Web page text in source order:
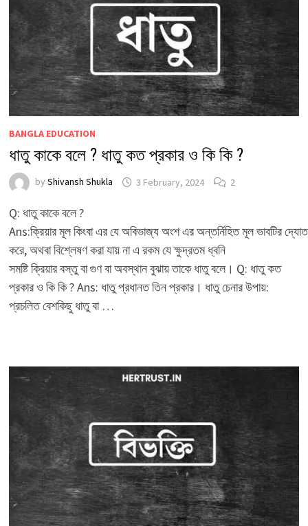
BANGLA EDUCATION
ধাতু কাকে বলে ? ধাতু কত প্রকার ও কি কি ?
by Shivansh Shukla 3 February, 2024 2
Q: ধাতু কাকে বলে ?
Ans:ক্রিয়ার মূল কিংবা এর যে অবিভাজ্য অংশ এর অন্তর্নিহিত মূল ভাবটির
করে, অথবা বিশ্লেষণ করা যায় না এ রকম যে ক্ষুদ্রতম ধ্বনি
সমষ্টি ক্রিয়ার বস্তু বা গুণ বা অবস্থান বুঝায় তাকে ধাতু বলে। Q: ধাতু কত
প্রকার ও কি কি ? Ans: ধাতু প্রধানত তিন প্রকার। ধাতু চেনার উপায়:
প্রচলিত বেশকিছু ধাতু বা …